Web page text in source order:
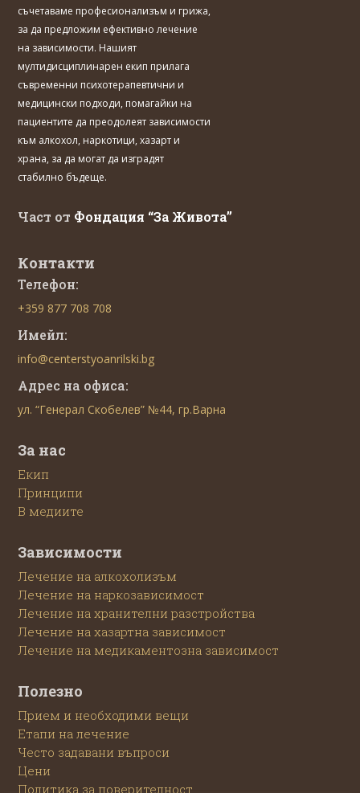
съчетаваме професионализъм и грижа,
за да предложим ефективно лечение
на зависимости. Нашият
мултидисциплинарен екип прилага
съвременни психотерапевтични и
медицински подходи, помагайки на
пациентите да преодолеят зависимости
към алкохол, наркотици, хазарт и
храна, за да могат да изградят
стабилно бъдеще.
Част от Фондация “За Живота”
Контакти
Телефон:
+359 877 708 708
Имейл:
info@centerstyoanrilski.bg
Адрес на офиса:
ул. “Генерал Скобелев” №44, гр.Варна
За нас
Екип
Принципи
В медиите
Зависимости
Лечение на алкохолизъм
Лечение на наркозависимост
Лечение на хранителни разстройства
Лечение на хазартна зависимост
Лечение на медикаментозна зависимост
Полезно
Прием и необходими вещи
Етапи на лечение
Често задавани въпроси
Цени
Политика за поверителност